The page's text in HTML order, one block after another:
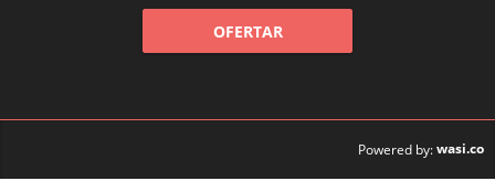
OFERTAR
Powered by:wasi.co